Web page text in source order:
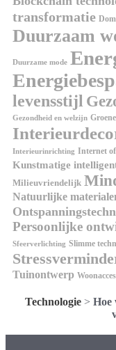
transformatie
Duurzaam
Duurzame mode
levensstijl
Gezondheid en welzijn
Interieurinrichting Internet
Kunstmatige
Milieuvriendelijk
Natuurlijke
Persoonlijke
Sfeerverlichting Slimme
Tuinontwerp
Technologie> Hoe